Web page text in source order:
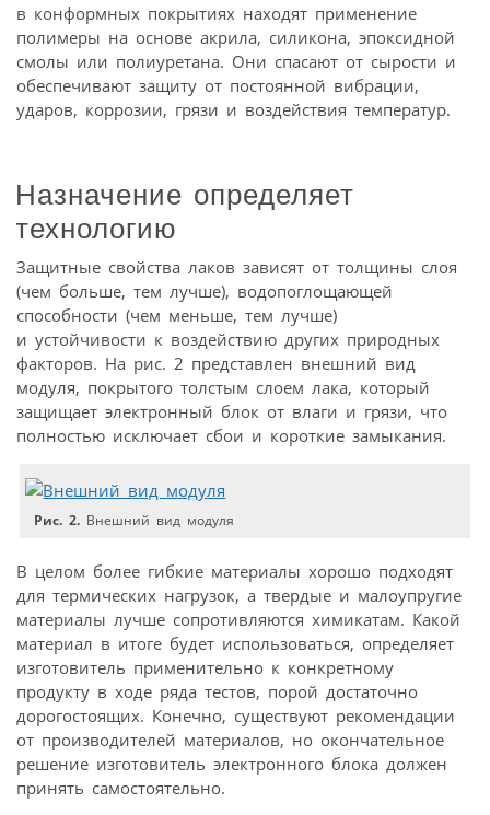
в конформных покрытиях находят применение
полимеры на основе акрила, силикона, эпоксидной
смолы или полиуретана. Они спасают от сырости и
обеспечивают защиту от постоянной вибрации,
ударов, коррозии, грязи и воздействия температур.
Назначение определяет
технологию
Защитные свойства лаков зависят от толщины слоя
(чем больше, тем лучше), водопоглощающей
способности (чем меньше, тем лучше)
и устойчивости к воздействию других природных
факторов. На рис. 2 представлен внешний вид
модуля, покрытого толстым слоем лака, который
защищает электронный блок от влаги и грязи, что
полностью исключает сбои и короткие замыкания.
Рис. 2. Внешний вид модуля
В целом более гибкие материалы хорошо подходят
для термических нагрузок, а твердые и малоупругие
материалы лучше сопротивляются химикатам. Какой
материал в итоге будет использоваться, определяет
изготовитель применительно к конкретному
продукту в ходе ряда тестов, порой достаточно
дорогостоящих. Конечно, существуют рекомендации
от производителей материалов, но окончательное
решение изготовитель электронного блока должен
принять самостоятельно.